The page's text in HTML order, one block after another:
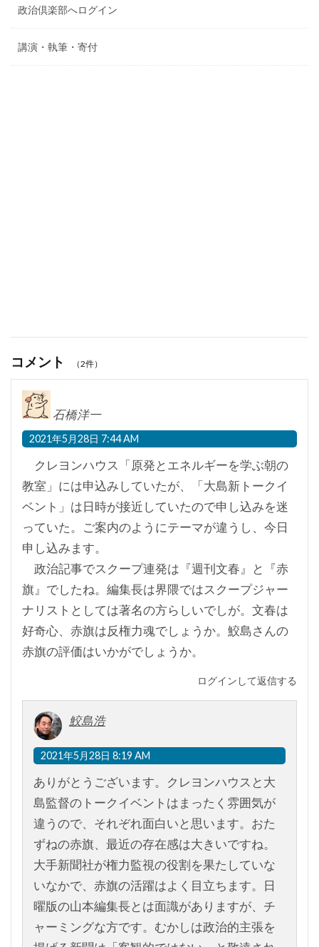
政治倶楽部へログイン
講演・執筆・寄付
コメント （2件）
石橋洋一
2021年5月28日 7:44 AM
クレヨンハウス「原発とエネルギーを学ぶ朝の
教室」には申込みしていたが、「大島新トークイ
ベント」は日時が接近していたので申し込みを迷
っていた。ご案内のようにテーマが違うし、今日
申し込みます。
政治記事でスクープ連発は『週刊文春』と『赤
旗』でしたね。編集長は界隈ではスクープジャー
ナリストとしては著名の方らしいでしが。文春は
好奇心、赤旗は反権力魂でしょうか。鮫島さんの
赤旗の評価はいかがでしょうか。
ログインして返信する
鮫島浩
2021年5月28日 8:19 AM
ありがとうございます。クレヨンハウスと大
島監督のトークイベントはまったく雰囲気が
違うので、それぞれ面白いと思います。おた
ずねの赤旗、最近の存在感は大きいですね。
大手新聞社が権力監視の役割を果たしていな
いなかで、赤旗の活躍はよく目立ちます。日
曜版の山本編集長とは面識がありますが、チ
ャーミングな方です。むかしは政治的主張を